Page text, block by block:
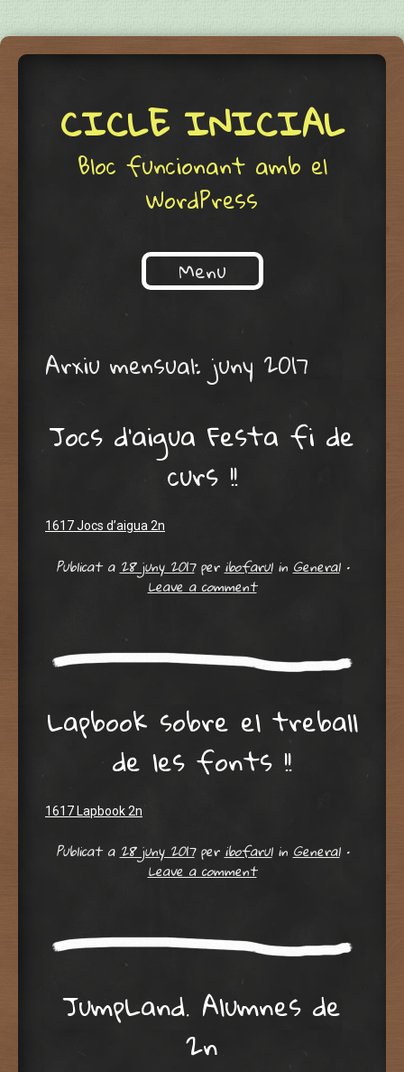
CICLE INICIAL
Bloc funcionant amb el
WordPress
Menu
Arxiu mensual: juny 2017
Jocs d’aigua Festa fi de
curs !!
1617 Jocs d’aigua 2n
Publicat a28 juny 2017peribofarul inGeneral •
Leave a comment
Lapbook sobre el treball
de les fonts !!
1617 Lapbook 2n
Publicat a28 juny 2017peribofarul inGeneral •
Leave a comment
JumpLand. Alumnes de
2n